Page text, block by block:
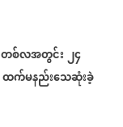
တစ်လအတွင်း၂၄
ထက်မနည်းသေဆုံးခဲ့